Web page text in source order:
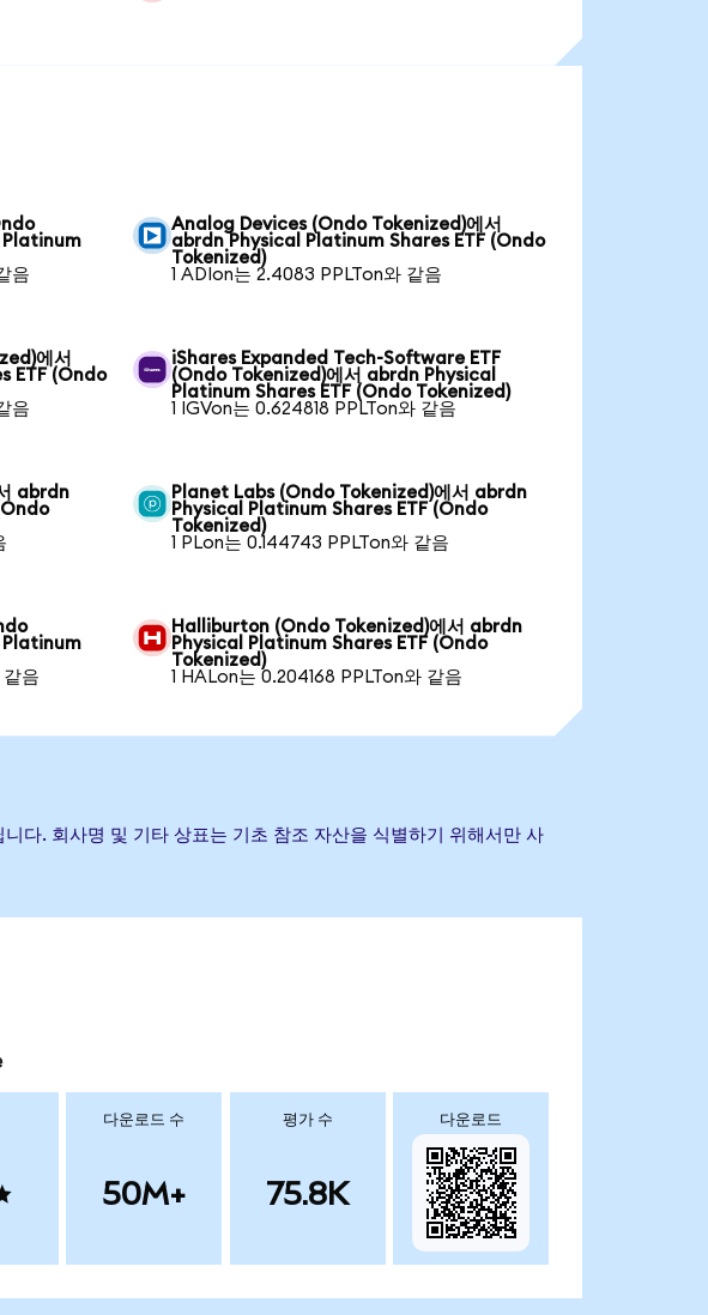
Platinum
음
Analog Devices (Ondo Tokenized)에서
abrdn Physical Platinum Shares ETF (Ondo
Tokenized)
1 ADIon는 2.4083 PPLTon와 같음
에서
ETF (Ondo
음
iShares Expanded Tech-Software ETF
(Ondo Tokenized)에서 abrdn Physical
Platinum Shares ETF (Ondo Tokenized)
1 IGVon는 0.624818 PPLTon와 같음
abrdn
Planet Labs (Ondo Tokenized)에서 abrdn
Physical Platinum Shares ETF (Ondo
Tokenized)
1 PLon는 0.144743 PPLTon와 같음
Platinum
음
Halliburton (Ondo Tokenized)에서 abrdn
Physical Platinum Shares ETF (Ondo
Tokenized)
1 HALon는 0.204168 PPLTon와 같음
다. 회사명 및 기타 상표는 기초 참조 자산을 식별하기 위해서만 사
다운로드 수
50M+
평가 수
75.8K
다운로드